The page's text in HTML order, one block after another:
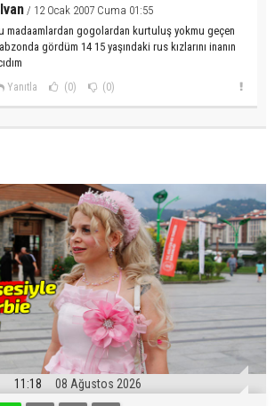
/ 12 Ocak 2007 Cuma 01:55
madaamlardan gogolardan kurtuluş yokmu geçen
gördüm 14 15 yaşındaki rus kızlarını inanın
Yanıtla (0) (0)
11:18 08 Ağustos 2026